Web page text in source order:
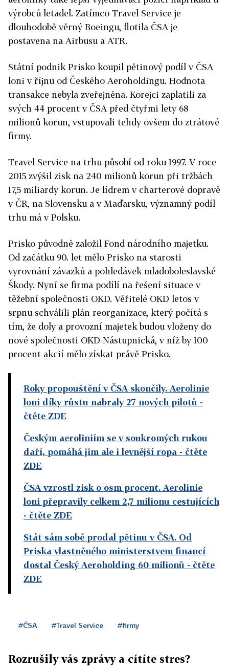
výrobců letadel. Zatímco Travel Service je
dlouhodobě věrný Boeingu, flotila ČSA je
postavena na Airbusu a ATR.
Státní podnik Prisko koupil pětinový podíl v ČSA
loni v říjnu od Českého Aeroholdingu. Hodnota
transakce nebyla zveřejněna. Korejci zaplatili za
svých 44 procent v ČSA před čtyřmi lety 68
milionů korun, vstupovali tehdy ovšem do ztrátové
firmy.
Travel Service na trhu působí od roku 1997. V roce
2015 zvýšil zisk na 240 milionů korun při tržbách
17,5 miliardy korun. Je lídrem v charterové dopravě
v ČR, na Slovensku a v Maďarsku, významný podíl
trhu má v Polsku.
Prisko původně založil Fond národního majetku.
Od začátku 90. let mělo Prisko na starosti
vyrovnání závazků a pohledávek mladoboleslavské
Škody. Nyní se firma podílí na řešení situace v
těžební společnosti OKD. Věřitelé OKD letos v
srpnu schválili plán reorganizace, který počítá s
tím, že doly a provozní majetek budou vloženy do
nové společnosti OKD Nástupnická, v níž by 100
procent akcií mělo získat právě Prisko.
Roky propouštění v ČSA skončily. Aerolinie
loni díky růstu nabraly 27 nových pilotů -
čtěte ZDE
Českým aeroliniím se v soukromých rukou
daří, pomáhá jim ale i levnější ropa - čtěte
ZDE
ČSA vzrostl zisk o osm procent. Aerolinie
loni přepravily celkem 2,7 milionu cestujících
- čtěte ZDE
Stát sám sobě prodal pětinu v ČSA. Od
Priska vlastněného ministerstvem financí
dostal Český Aeroholding 60 milionů - čtěte
ZDE
#ČSA #Travel Service #firmy
Rozrušily vás zprávy a cítíte stres?